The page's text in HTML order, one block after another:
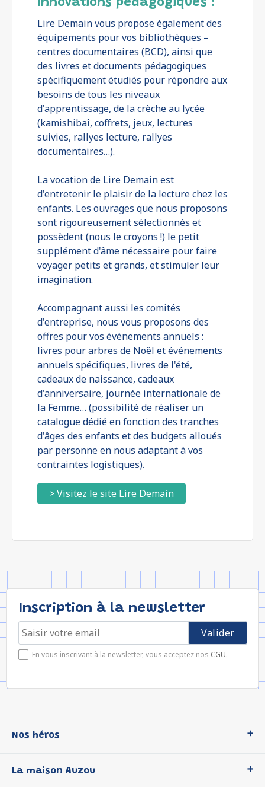
innovations pédagogiques :
Lire Demain vous propose également des
équipements pour vos bibliothèques –
centres documentaires (BCD), ainsi que
des livres et documents pédagogiques
spécifiquement étudiés pour répondre aux
besoins de tous les niveaux
d'apprentissage, de la crèche au lycée
(kamishibaî, coffrets, jeux, lectures
suivies, rallyes lecture, rallyes
documentaires…).
La vocation de Lire Demain est
d'entretenir le plaisir de la lecture chez les
enfants. Les ouvrages que nous proposons
sont rigoureusement sélectionnés et
possèdent (nous le croyons !) le petit
supplément d'âme nécessaire pour faire
voyager petits et grands, et stimuler leur
imagination.
Accompagnant aussi les comités
d'entreprise, nous vous proposons des
offres pour vos événements annuels :
livres pour arbres de Noël et événements
annuels spécifiques, livres de l'été,
cadeaux de naissance, cadeaux
d'anniversaire, journée internationale de
la Femme… (possibilité de réaliser un
catalogue dédié en fonction des tranches
d'âges des enfants et des budgets alloués
par personne en nous adaptant à vos
contraintes logistiques).
> Visitez le site Lire Demain
Inscription à la newsletter
En vous inscrivant à la newsletter, vous acceptez nos CGU.
Nos héros
P'tit Loup
La maison Auzou